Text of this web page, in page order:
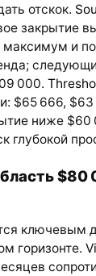
отскок.
закрытие
максимум и
000.
$65 666,
ниже
глубокой
$80
ключевым
горизонте.